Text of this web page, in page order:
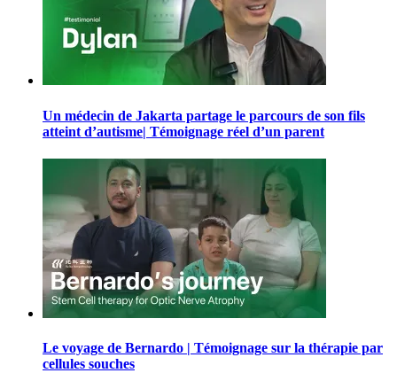
Un médecin de Jakarta partage le parcours de son fils
atteint d’autisme| Témoignage réel d’un parent
Le voyage de Bernardo | Témoignage sur la thérapie par
cellules souches